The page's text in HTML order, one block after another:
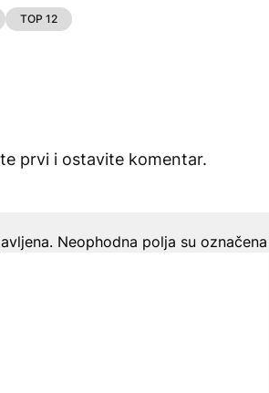
TOP 12
prvi i ostavite komentar.
Neophodna polja su označena